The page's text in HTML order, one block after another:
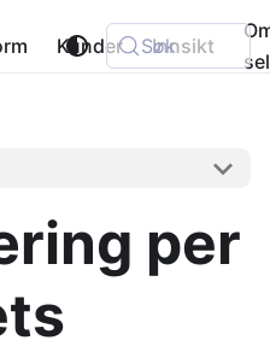
Kunder Innsikt
Søk
per